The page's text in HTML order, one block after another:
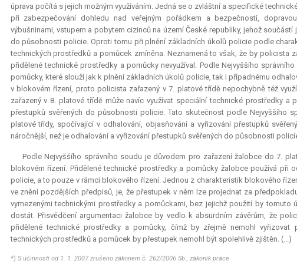
úprava počítá s jejich možným využíváním. Jedná se o zvláštní a specifické
při zabezpečování dohledu nad veřejným pořádkem a bezpečností,
výbušninami, vstupem a pobytem cizinců na území České republiky, jehož
do působnosti policie. Oproti tomu při plnění základních úkolů policie podle
technických prostředků a pomůcek zmíněna. Neznamená to však, že by policista
přidělené technické prostředky a pomůcky nevyužíval. Podle Nejvyššího
pomůcky, které slouží jak k plnění základních úkolů policie, tak i případnému
v blokovém řízení, proto policista zařazený v 7. platové třídě nepochybně též
zařazený v 8. platové třídě může navíc využívat speciální technické prostředky
přestupků svěřených do působnosti policie. Tato skutečnost podle Nejvyššího
platové třídy, spočívající v odhalování, objasňování a vyřizování přestupků
náročnější, než je odhalování a vyřizování přestupků svěřených do působnosti
Podle Nejvyššího správního soudu je důvodem pro zařazení žalobce do 7.
blokovém řízení. Přidělené technické prostředky a pomůcky žalobce používá při
policie, a to pouze v rámci blokového řízení. Jednou z charakteristik blokového
ve znění pozdějších předpisů, je, že přestupek v něm lze projednat za
vymezenými technickými prostředky a pomůckami, bez jejichž použití by
dostát. Přisvědčení argumentaci žalobce by vedlo k absurdním závěrům, že
přidělené technické prostředky a pomůcky, čímž by zřejmě nemohl
technických prostředků a pomůcek by přestupek nemohl být spolehlivě zjištěn. (...)
*) S účinností od 1. 1. 2007 zrušeno zákonem č. 262/2006 Sb., zákoník práce